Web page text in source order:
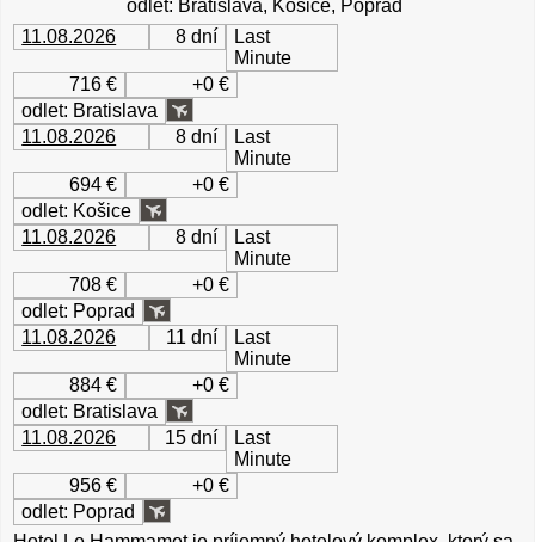
odlet: Bratislava, Košice, Poprad
11.08.2026
8 dní
Last
Minute
716 €
+0 €
odlet: Bratislava
11.08.2026
8 dní
Last
Minute
694 €
+0 €
odlet: Košice
11.08.2026
8 dní
Last
Minute
708 €
+0 €
odlet: Poprad
11.08.2026
11 dní
Last
Minute
884 €
+0 €
odlet: Bratislava
11.08.2026
15 dní
Last
Minute
956 €
+0 €
odlet: Poprad